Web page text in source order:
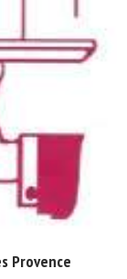
Provence